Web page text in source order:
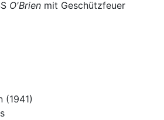
O'Brien mit Geschützfeuer
(1941)